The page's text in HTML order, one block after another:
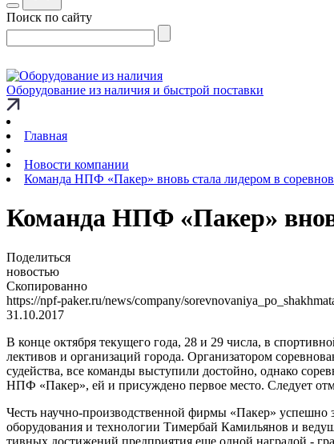
Поиск по сайту
Оборудование из наличия и быстрой поставки
Главная
Новости компании
Команда НПФ «Пакер» вновь стала лидером в
Команда НПФ «Пакер»
Поделиться
новостью
Скопированно
https://npf-paker.ru/news/company/
31.10.2017
В кон­це ок­тяб­ря те­ку­ще­го го­да, 28 и 29 чис­ла, в
лек­ти­вов и ор­га­ни­за­ций го­ро­да. Ор­га­ни­за­то­ром
су­дейст­ва, все ко­ман­ды вы­сту­пи­ли до­стой­но, од­на­ко
НПФ «Па­кер», ей и при­суж­де­но пер­вое мес­то. Сле­ду­ет
Честь на­уч­но-про­из­водст­вен­ной фир­мы «Па­кер»
обо­ру­до­ва­ния и тех­но­ло­гии Ти­мер­бай Ка­миль­я­нов и
тив­ных до­сти­же­ний пред­при­я­тия еще од­ной на­гра­дой -